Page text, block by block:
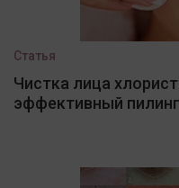
Статья
Чистка лица
эффективный